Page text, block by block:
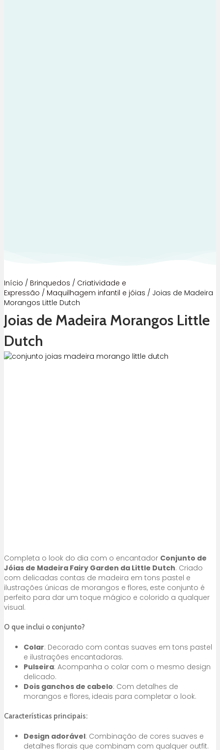
Início / Brinquedos / Criatividade e
Expressão / Maquilhagem infantil e jóias / Joias de Madeira
Morangos Little Dutch
Joias de Madeira Morangos Little
Dutch
Completa o look do dia com o encantador Conjunto de
Jóias de Madeira Fairy Garden da Little Dutch. Criado
com delicadas contas de madeira em tons pastel e
ilustrações únicas de morangos e flores, este conjunto é
perfeito para dar um toque mágico e colorido a qualquer
visual.
O que inclui o conjunto?
Colar: Decorado com contas suaves em tons pastel
e ilustrações encantadoras.
Pulseira: Acompanha o colar com o mesmo design
delicado.
Dois ganchos de cabelo: Com detalhes de
morangos e flores, ideais para completar o look.
Características principais:
Design adorável: Combinação de cores suaves e
detalhes florais que combinam com qualquer outfit.